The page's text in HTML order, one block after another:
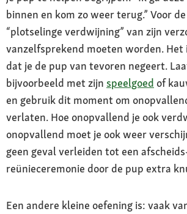
binnen en kom zo weer terug.” Voor
“plotselinge verdwijning” van zijn
vanzelfsprekend moeten worden. Het
dat je de pup van tevoren negeert.
bijvoorbeeld met zijn speelgoed of
en gebruik dit moment om
verlaten. Hoe onopvallend je ook
onopvallend moet je ook weer
geen geval verleiden tot een
reünieceremonie door de pup extra
Een andere kleine oefening is: vaak